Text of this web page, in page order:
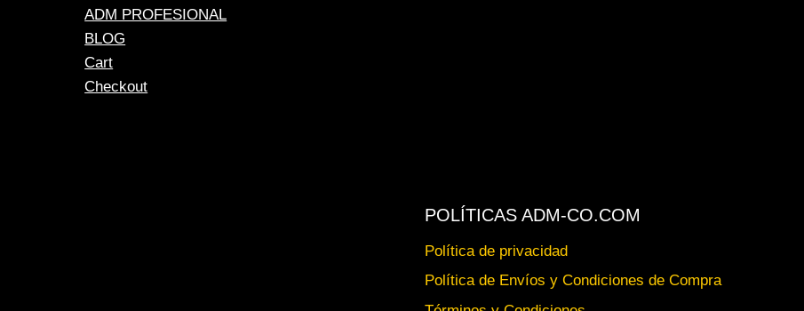
ADM PROFESIONAL
BLOG
Cart
Checkout
POLÍTICAS ADM-CO.COM
Política de privacidad
Política de Envíos y Condiciones de Compra